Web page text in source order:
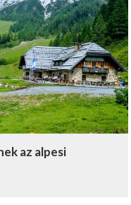
az alpesi